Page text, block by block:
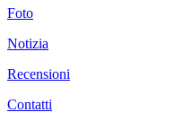
Foto
Notizia
Recensioni
Contatti